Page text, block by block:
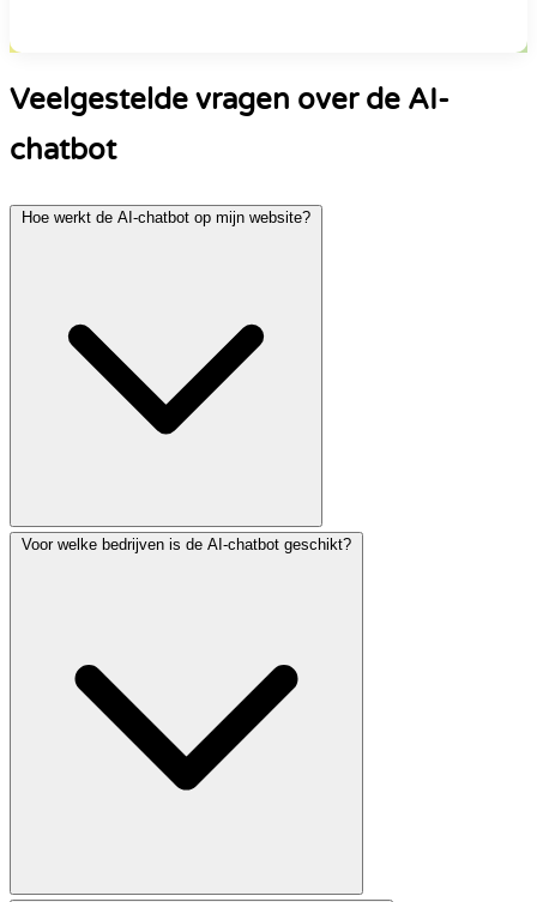
Veelgestelde vragen over de AI-
chatbot
Hoe werkt de AI-chatbot op mijn website?
Voor welke bedrijven is de AI-chatbot geschikt?